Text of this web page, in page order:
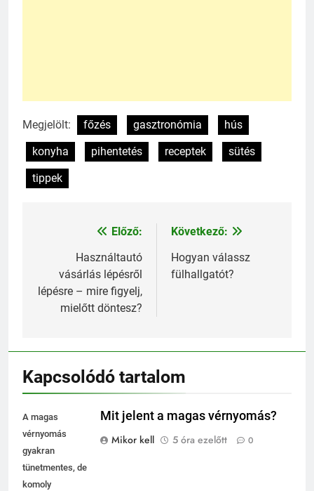
Megjelölt: főzés gasztronómia
hús
konyha
pihentetés receptek
sütés
tippek
Bejegyzés
navigáció
Előző:
Használtautó
vásárlás lépésről
lépésre – mire figyelj,
mielőtt döntesz?
Következő:
Hogyan válassz
fülhallgatót?
Kapcsolódó tartalom
A magas
vérnyomás
gyakran
tünetmentes, de
komoly
Mit jelent a magas vérnyomás?
Mikor kell
5 óra ezelőtt 0